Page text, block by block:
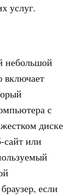
услуг.
небольшой
включает
с
диске
или
если